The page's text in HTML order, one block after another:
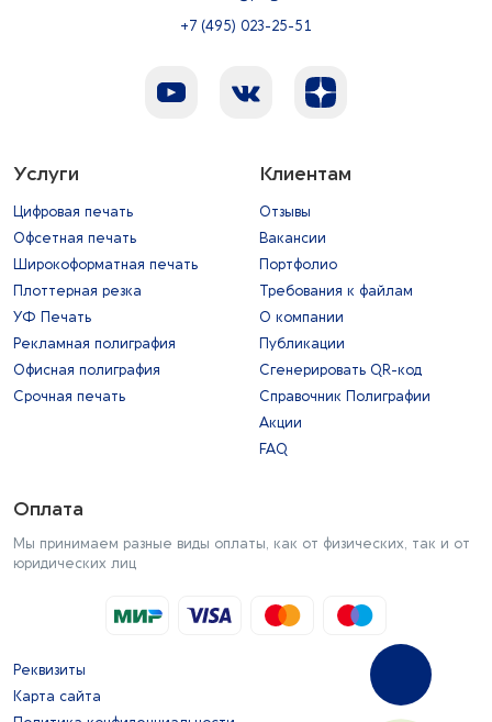
+7 (495) 023-25-51
Услуги
Цифровая печать
Офсетная печать
Широкоформатная печать
Плоттерная резка
УФ Печать
Рекламная полиграфия
Офисная полиграфия
Срочная печать
Клиентам
Отзывы
Вакансии
Портфолио
Требования к файлам
О компании
Публикации
Сгенерировать QR-код
Справочник Полиграфии
Акции
FAQ
Оплата
Мы принимаем разные виды оплаты, как от физических, так и от
юридических лиц
Реквизиты
Карта сайта